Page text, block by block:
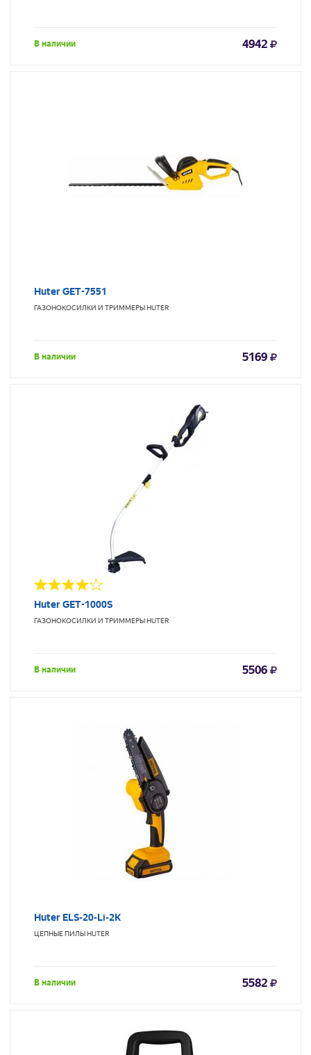
В наличии 4942
Huter GET-7551
ГАЗОНОКОСИЛКИ И ТРИММЕРЫHUTER
В наличии 5169
Huter GET-1000S
ГАЗОНОКОСИЛКИ И ТРИММЕРЫHUTER
В наличии 5506
Huter ELS-20-Li-2К
ЦЕПНЫЕ ПИЛЫHUTER
В наличии 5582